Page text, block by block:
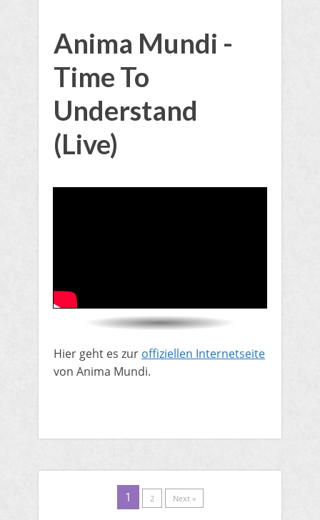
Anima Mundi -
Time To
Understand
(Live)
​Hier geht es zur offiziellen Internetseite
von Anima Mundi.
1 2 Next »